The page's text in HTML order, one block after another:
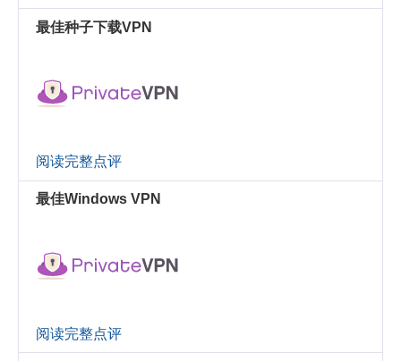
最佳种子下载VPN
阅读完整点评
最佳Windows VPN
阅读完整点评